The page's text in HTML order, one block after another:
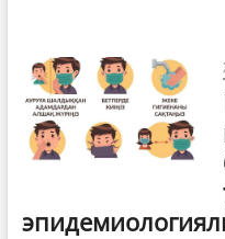
күні
мерекесімен
құттықтауы